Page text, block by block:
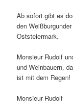
Ab sofort gibt es
den
Oststeiermark.
Monsieur Rudolf
und Weinbauern,
ist mit dem Regen!
Monsieur Rudolf